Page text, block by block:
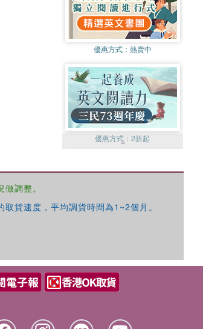
優惠方式： 熱賣中
優惠方式：2折起
調整。
貨速度，平均調貨時間為1~2個月。